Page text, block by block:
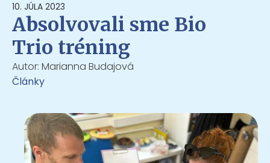
10. JÚLA 2023
Absolvovali sme Bio
Trio tréning
Autor: Marianna Budajová
Články